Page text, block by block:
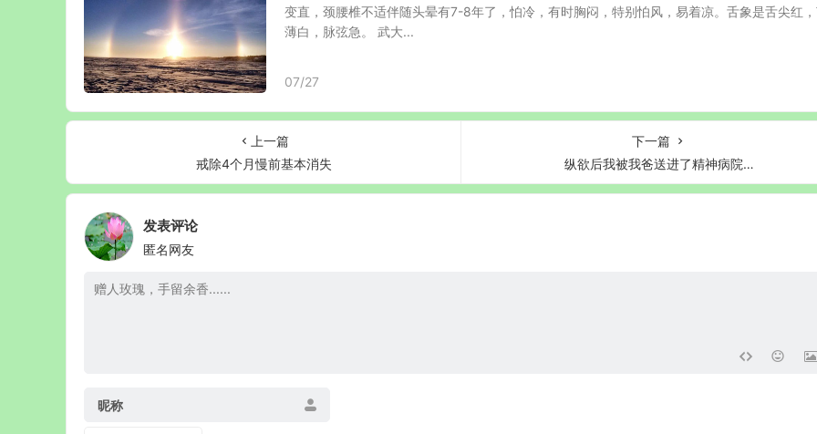
变直，颈腰椎不适伴随头晕有7-8年了，怕冷，有时胸闷，特别怕风，易着凉。舌象是舌尖红
薄白，脉弦急。 武大...
07/27
上一篇
戒除4个月慢前基本消失
下一篇
纵欲后我被我爸送进了精神病院…
发表评论
匿名网友
昵称